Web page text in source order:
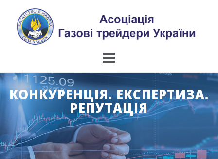
content
КОНКУРЕНЦІЯ. ЕКСПЕРТИЗА.
РЕПУТАЦІЯ